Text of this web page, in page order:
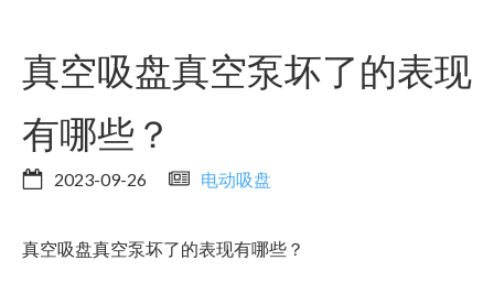
真空吸盘真空泵坏了的表现
有哪些？
2023-09-26 电动吸盘
真空吸盘真空泵坏了的表现有哪些？